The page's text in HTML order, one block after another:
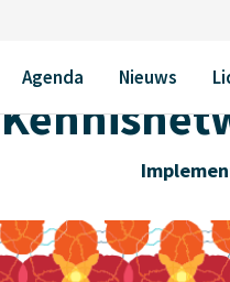
Agenda Nieuws